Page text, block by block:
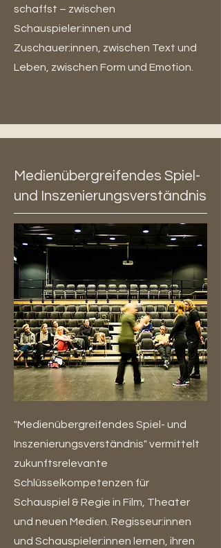
schaffst – zwischen
Schauspieler:innen und
Zuschauer:innen, zwischen Text und
Leben, zwischen Form und Emotion.
Medienübergreifendes Spiel-
und Inszenierungsverständnis
"Medienübergreifendes Spiel- und
Inszenierungsverständnis" vermittelt
zukunftsrelevante
Schlüsselkompetenzen für
Schauspiel & Regie in Film, Theater
und neuen Medien. Regisseur:innen
und Schauspieler:innen lernen, ihren